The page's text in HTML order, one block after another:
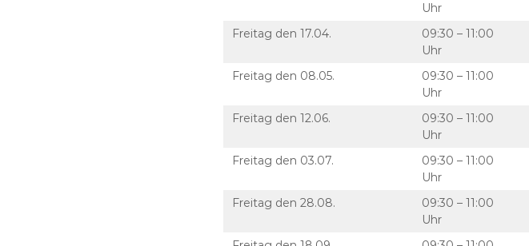
Uhr
Freitag den 17.04.
09:30 – 11:00
Uhr
Freitag den 08.05.
09:30 – 11:00
Uhr
Freitag den 12.06.
09:30 – 11:00
Uhr
Freitag den 03.07.
09:30 – 11:00
Uhr
Freitag den 28.08.
09:30 – 11:00
Uhr